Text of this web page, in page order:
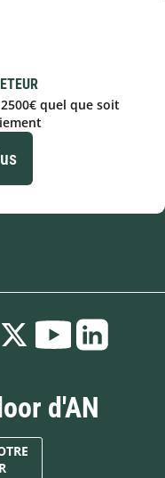
quel que soit
d'AN